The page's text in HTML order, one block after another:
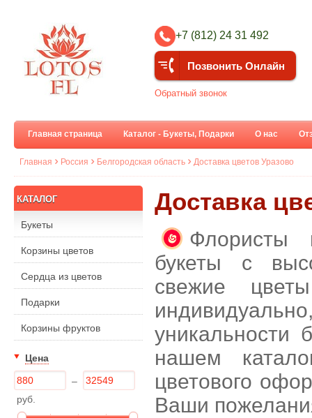
+7 (812) 24 31 492
Позвонить Онлайн
Обратный звонок
Главная страница Каталог - Букеты, Подарки О нас
Главная Россия Белгородская область Доставка цветов Уразово
КАТАЛОГ
Букеты
Корзины цветов
Сердца из цветов
Подарки
Корзины фруктов
Цена
–
руб.
Доставка
Флористы
букеты с
свежие
уникальности
нашем
цветового
Ваши